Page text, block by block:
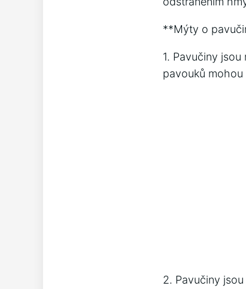
**Mýty o
1. Pavučiny
pavouků
2. Pavučiny